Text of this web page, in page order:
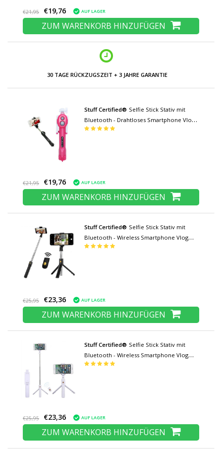
€21,95 €19,76 AUF LAGER
ZUM WARENKORB HINZUFÜGEN
30 TAGE RÜCKZUGSZEIT + 3 JAHRE GARANTIE
Stuff Certified® Selfie Stick Stativ mit
Bluetooth - Drahtloses Smartphone Vlog
Stativ und Stativ Selfie Stick Pink
€21,95 €19,76 AUF LAGER
ZUM WARENKORB HINZUFÜGEN
Stuff Certified® Selfie Stick Stativ mit
Bluetooth - Wireless Smartphone Vlog
Stativ und Stativ Selfie Stick Schwarz
€25,95 €23,36 AUF LAGER
ZUM WARENKORB HINZUFÜGEN
Stuff Certified® Selfie Stick Stativ mit
Bluetooth - Wireless Smartphone Vlog
Stativ und Stativ Selfie Stick Weiß
€25,95 €23,36 AUF LAGER
ZUM WARENKORB HINZUFÜGEN